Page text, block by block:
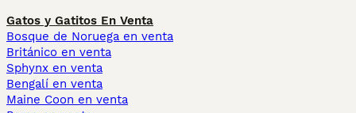
Gatos y Gatitos En Venta
Bosque de Noruega en venta
Británico en venta
Sphynx en venta
Bengalí en venta
Maine Coon en venta